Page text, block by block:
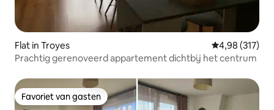
Flat in Troyes Gemiddelde
4,98 (317)
Prachtig gerenoveerd appartement dichtbij het centrum
Favoriet van gasten
Favoriet van gasten